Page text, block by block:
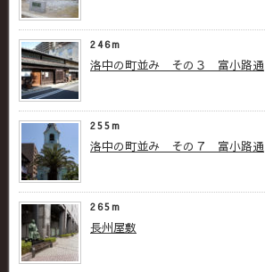
246m
洛中の町並み その３ 富小路通
255m
洛中の町並み その７ 富小路通
265m
長州屋敷